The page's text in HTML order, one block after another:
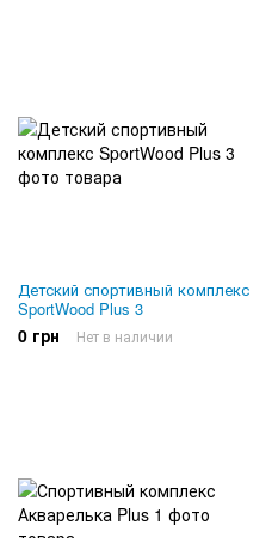
Детский спортивный комплекс
SportWood Plus 3
0 грн Нет в наличии